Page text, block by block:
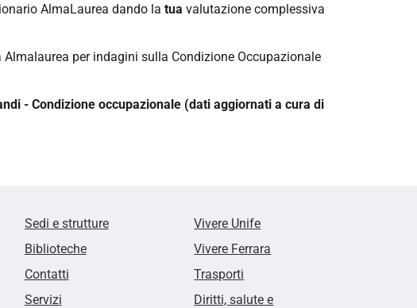
AlmaLaurea dando la tua valutazione complessiva
per indagini sulla Condizione Occupazionale
- Condizione occupazionale (dati aggiornati a cura di
Sedi e strutture
Biblioteche
Contatti
Servizi
Vivere Unife
Vivere Ferrara
Trasporti
Diritti, salute e